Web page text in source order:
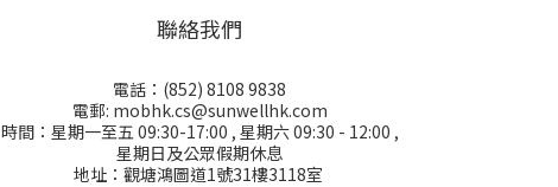
聯絡我們
電話：(852) 8108 9838
電郵: mobhk.cs@sunwellhk.com
時間：星期一至五 09:30-17:00 , 星期六 09:30 - 12:00 ,
星期日及公眾假期休息
地址：觀塘鴻圖道1號31樓3118室